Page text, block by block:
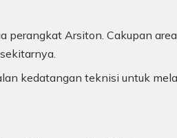
Arsiton. Cakupan
kedatangan teknisi untuk